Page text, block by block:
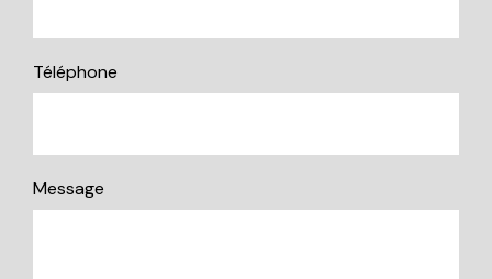
Téléphone
Message